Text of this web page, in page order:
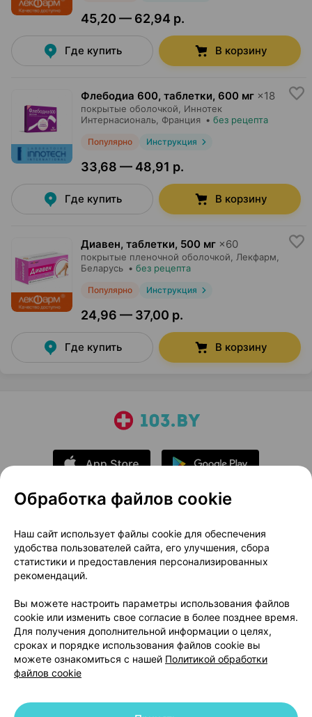
45,20 — 62,94 р.
Где купить В корзину
Флебодиа 600, таблетки, 600 мг ×18
покрытые оболочкой, Иннотек
Интернасиональ, Франция • без рецепта
Популярно Инструкция
33,68 — 48,91 р.
Где купить В корзину
Диавен, таблетки, 500 мг ×60
покрытые пленочной оболочкой, Лекфарм,
Беларусь • без рецепта
Популярно Инструкция
24,96 — 37,00 р.
Где купить В корзину
О проекте
Новости проекта
Размещение рекламы
Медицинский маркетинг
Публичный договор
Доставка
Способы оплаты
Вакансии
Партнеры
Написать руководителю 103.by
Написать в поддержку
Персональные настройки Cookie
Обработка файлов cookie
Наш сайт использует файлы cookie для обеспечения
удобства пользователей сайта, его улучшения, сбора
статистики и предоставления персонализированных
рекомендаций.
Вы можете настроить параметры использования файлов
cookie или изменить свое согласие в более позднее время.
Для получения дополнительной информации о целях,
сроках и порядке использования файлов cookie вы
можете ознакомиться с нашей Политикой обработки
файлов cookie